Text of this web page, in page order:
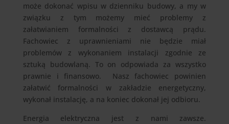
może dokonać wpisu w dzienniku budowy, a my w
związku z tym możemy mieć problemy z
załatwianiem formalności z dostawcą prądu.
Fachowiec z uprawnieniami nie będzie miał
problemów z wykonaniem instalacji zgodnie ze
sztuką budowlaną. To on odpowiada za wszystko
prawnie i finansowo. Nasz fachowiec powinien
załatwić formalności w zakładzie energetyczny,
wykonał instalację, a na koniec dokonał jej odbioru.
Energia elektryczna jest z nami zawsze.